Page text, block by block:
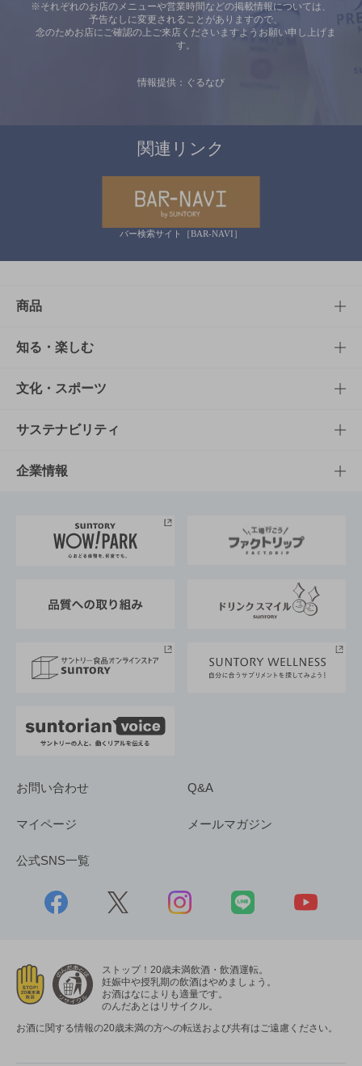
※それぞれのお店のメニューや営業時間などの掲載情報については、
予告なしに変更されることがありますので、
念のためお店にご確認の上ご来店くださいますようお願い申し上げま
す。
情報提供：ぐるなび
関連リンク
バー検索サイト［BAR-NAVI］
商品
商品TOP
商品一覧
商品発売情報
栄養成分一覧
知る・楽しむ
知る・楽しむTOP
キャンペーン
工場見学
地域情報
文化・スポーツ
文化・スポーツTOP
サントリーホール
サントリーサンバーズ大阪
サステナビリティ
サステナビリティTOP
サントリーが考えるサステナビリティ経営
企業情報
企業概要
採用情報
お問い合わせ Q&A
マイページ メールマガジン
公式SNS一覧
ストップ！20歳未満飲酒・飲酒運転。
妊娠中や授乳期の飲酒はやめましょう。
お酒はなによりも適量です。
のんだあとはリサイクル。
お酒に関する情報の20歳未満の方への転送および共有はご遠慮ください。